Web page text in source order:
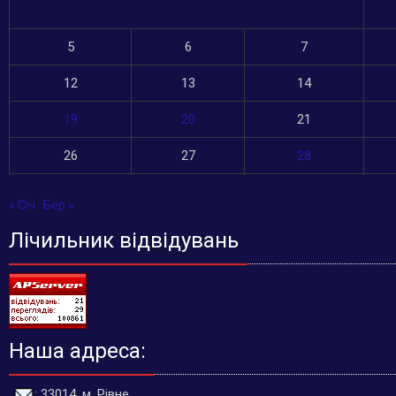
5 6 7
12 13 14
19 20 21
26 27 28
« Січ Бер »
Лічильник відвідувань
Наша адреса: